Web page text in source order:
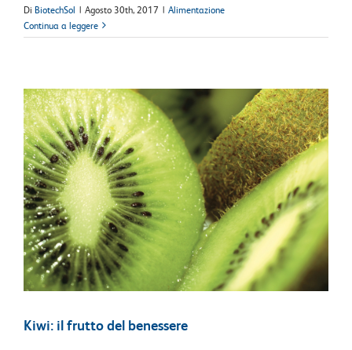
Di BiotechSol | Agosto 30th, 2017 | Alimentazione
Continua a leggere
Kiwi: il frutto del benessere